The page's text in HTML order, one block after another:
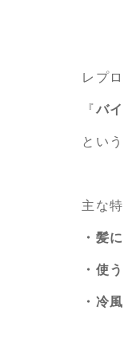
レプ
『バ
とい
主な
・髪
・使
・冷